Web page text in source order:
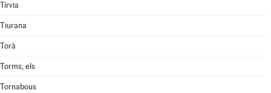
Tírvia
Tiurana
Torà
Torms, els
Tornabous